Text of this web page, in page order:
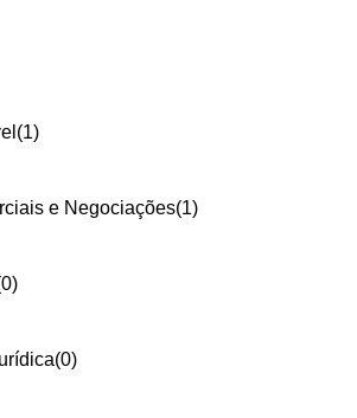
(1)
e Negociações(1)
(0)